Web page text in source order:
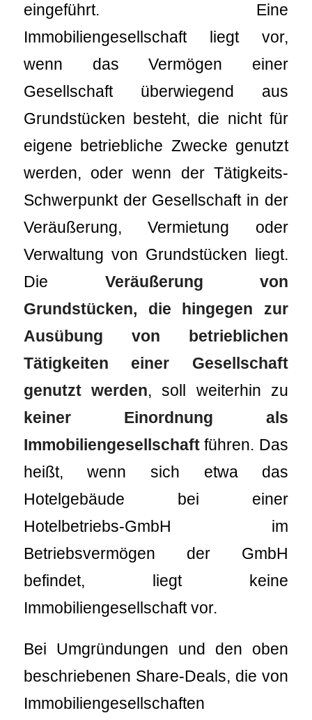
eingeführt. Eine
Immobiliengesellschaft liegt vor,
wenn das Vermögen einer
Gesellschaft überwiegend aus
Grundstücken besteht, die nicht für
eigene betriebliche Zwecke genutzt
werden, oder wenn der Tätigkeits-
Schwerpunkt der Gesellschaft in der
Veräußerung, Vermietung oder
Verwaltung von Grundstücken liegt.
Die Veräußerung von
Grundstücken, die hingegen zur
Ausübung von betrieblichen
Tätigkeiten einer Gesellschaft
genutzt werden, soll weiterhin zu
keiner Einordnung als
Immobiliengesellschaftführen. Das
heißt, wenn sich etwa das
Hotelgebäude bei einer
Hotelbetriebs-GmbH im
Betriebsvermögen der GmbH
befindet, liegt keine
Immobiliengesellschaft vor.
Bei Umgründungen und den oben
beschriebenen Share-Deals, die von
Immobiliengesellschaften